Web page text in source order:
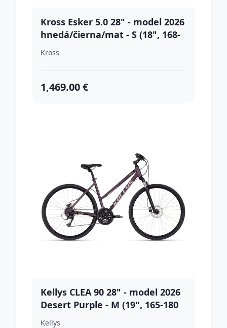
Kross Esker 5.0 28" - model 2026
hnedá/čierna/mat - S (18", 168-
174 cm)
Kross
1,469.00 €
Kellys CLEA 90 28" - model 2026
Desert Purple - M (19", 165-180
cm)
Kellys